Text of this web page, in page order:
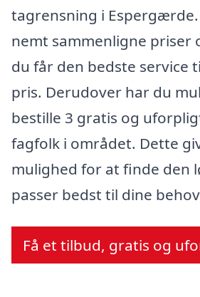
tagrensning i
nemt sammenligne priser
du får den bedste service
pris. Derudover har du
bestille 3 gratis og
fagfolk i området. Dette
mulighed for at finde den
passer bedst til dine
Få et tilbud, gratis og